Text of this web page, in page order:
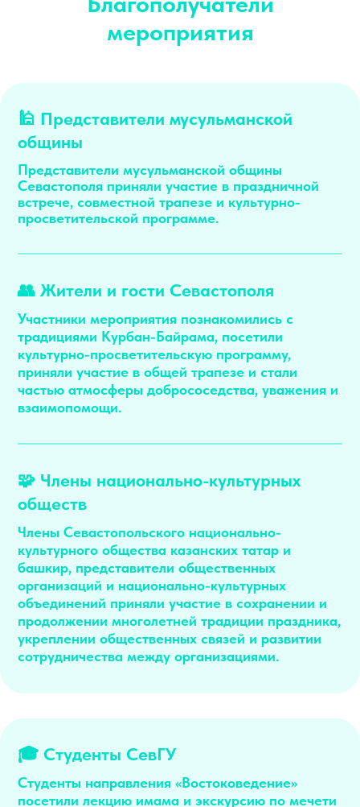
мероприятия
🕌 Представители мусульманской
общины
Представители мусульманской общины
Севастополя приняли участие в праздничной
встрече, совместной трапезе и культурно-
просветительской программе.
👥 Жители и гости Севастополя
Участники мероприятия познакомились с
традициями Курбан-Байрама, посетили
культурно-просветительскую программу,
приняли участие в общей трапезе и стали
частью атмосферы добрососедства, уважения и
взаимопомощи.
🧩 Члены национально-культурных
обществ
Члены Севастопольского национально-
культурного общества казанских татар и
башкир, представители общественных
организаций и национально-культурных
объединений приняли участие в сохранении и
продолжении многолетней традиции праздника,
укреплении общественных связей и развитии
сотрудничества между организациями.
🎓 Студенты СевГУ
Студенты направления «Востоковедение»
посетили лекцию имама и экскурсию по мечети